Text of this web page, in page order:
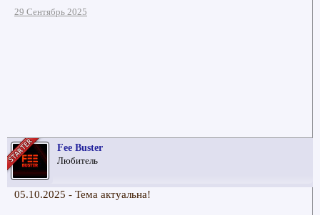
29 Сентябрь 2025
Fee Buster
Любитель
05.10.2025 - Тема актуальна!